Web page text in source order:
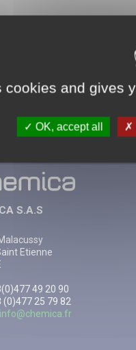
S.A.S
Etienne
49 20 90
(0)477 25 79 82
info@chemica.fr
cookies and gives
OK, accept all